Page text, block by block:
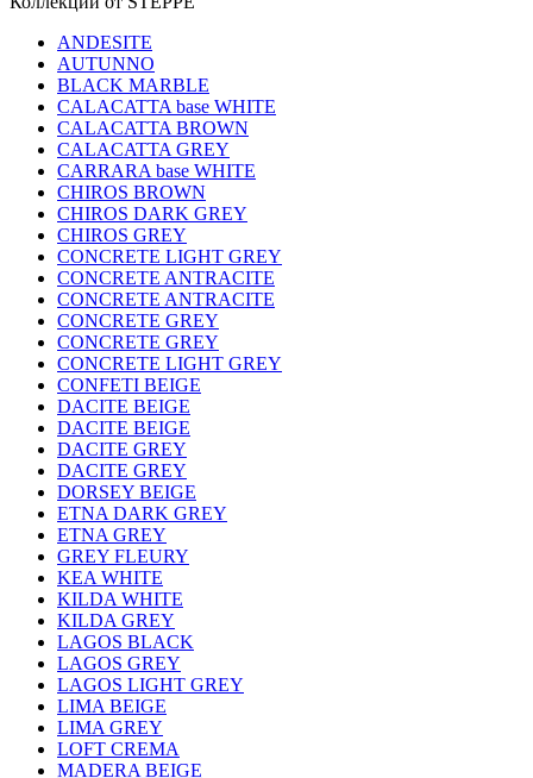
ANDESITE
AUTUNNO
BLACK MARBLE
CALACATTA base WHITE
CALACATTA BROWN
CALACATTA GREY
CARRARA base WHITE
CHIROS BROWN
CHIROS DARK GREY
CHIROS GREY
CONCRETE LIGHT GREY
CONCRETE ANTRACITE
CONCRETE ANTRACITE
CONCRETE GREY
CONCRETE GREY
CONCRETE LIGHT GREY
CONFETI BEIGE
DACITE BEIGE
DACITE BEIGE
DACITE GREY
DACITE GREY
DORSEY BEIGE
ETNA DARK GREY
ETNA GREY
GREY FLEURY
KEA WHITE
KILDA WHITE
KILDA GREY
LAGOS BLACK
LAGOS GREY
LAGOS LIGHT GREY
LIMA BEIGE
LIMA GREY
LOFT CREMA
MADERA BEIGE